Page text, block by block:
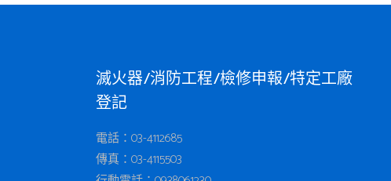
滅火器/消防工程/檢修申報/特定工廠
登記
電話：03-4112685
傳真：03-4115503